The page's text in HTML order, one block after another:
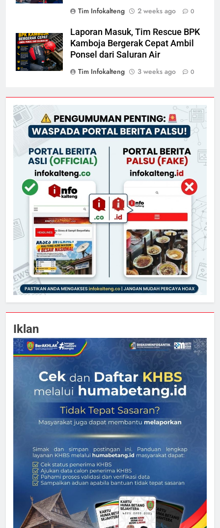
Tim Infokalteng
2 weeks ago 0
Laporan Masuk, Tim Rescue BPK
Kamboja Bergerak Cepat Ambil
Ponsel dari Saluran Air
Tim Infokalteng
3 weeks ago 0
Iklan